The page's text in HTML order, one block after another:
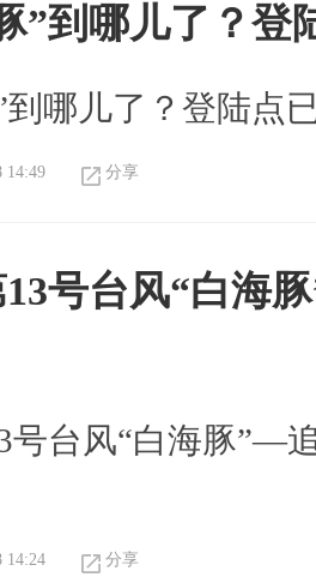
”到哪儿了？登
到哪儿了？登陆点
14:49 分享
号台风“白海
号台风“白海豚”—
14:24 分享